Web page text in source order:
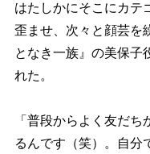
はたしかにそこにカテ
歪ませ、次々と顔芸を
となき一族』の美保子
れた。
「普段からよく友だ
るんです（笑）。自分